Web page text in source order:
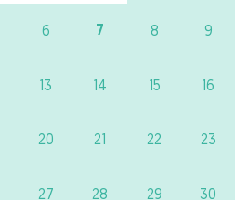
6 7 8 9
13 14 15 16
20 21 22 23
27 28 29 30